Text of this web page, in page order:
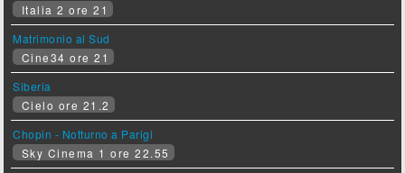
Italia 2 ore 21
Matrimonio al Sud
Cine34 ore 21
Siberia
Cielo ore 21.2
Chopin - Notturno a Parigi
Sky Cinema 1 ore 22.55